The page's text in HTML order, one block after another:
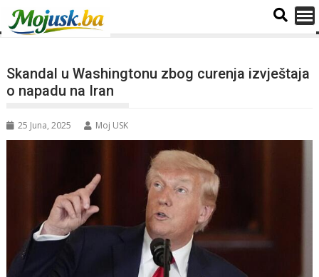
Skandal u Washingtonu zbog curenja izvještaja
o napadu na Iran
25 Juna, 2025 Moj USK